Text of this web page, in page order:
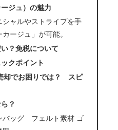
ジュ）の魅力
シャルやストライプを手
ージュ」が可能。
？免税について
クポイント
却でお困りでは？ スピ
？
バッグ フェルト素材 ゴ